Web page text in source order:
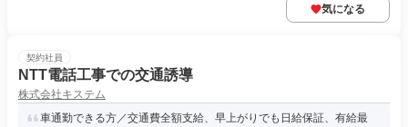
気になる
契約社員
NTT電話工事での交通誘導
株式会社キステム
車通勤できる方／交通費全額支給、早上がりでも日給保証、有給最